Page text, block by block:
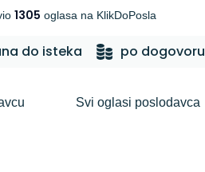
1305 oglasa na KlikDoPosla
do isteka po dogovoru
Svi oglasi poslodavca